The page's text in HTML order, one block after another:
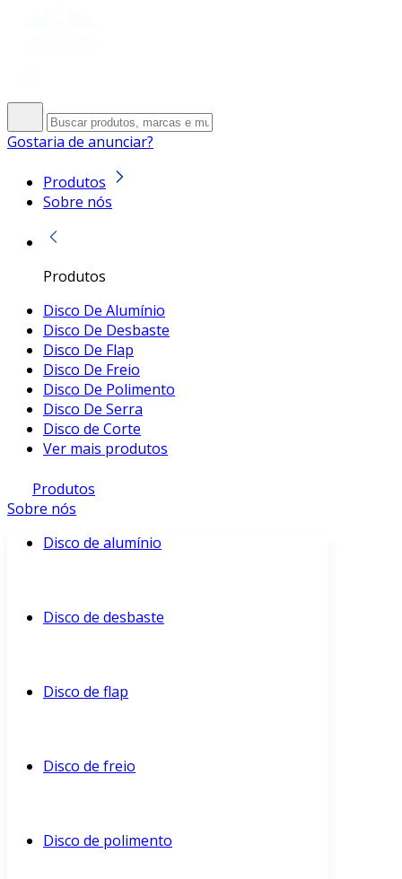
Gostaria de anunciar?
Produtos
Sobre nós
Produtos
Disco De Alumínio
Disco De Desbaste
Disco De Flap
Disco De Freio
Disco De Polimento
Disco De Serra
Disco de Corte
Ver mais produtos
Produtos
Sobre nós
Disco de alumínio
Disco de desbaste
Disco de flap
Disco de freio
Disco de polimento